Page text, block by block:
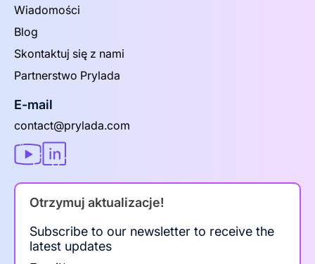
Wiadomości
Blog
Skontaktuj się z nami
Partnerstwo Prylada
E-mail
contact@prylada.com
Otrzymuj aktualizacje!
Subscribe to our newsletter to receive the
latest updates